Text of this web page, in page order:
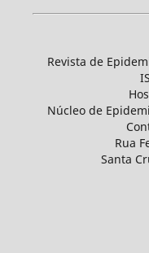
Revista de
Núcleo de
Rua
Santa